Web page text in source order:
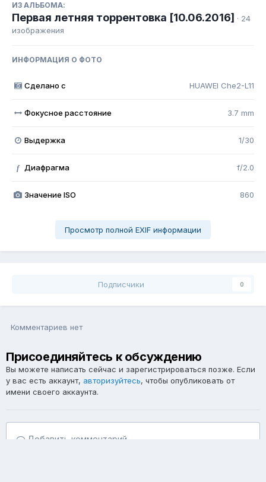
ИЗ АЛЬБОМА:
Первая летняя торрентовка [10.06.2016] · 24
изображения
ИНФОРМАЦИЯ О ФОТО
Сделано с HUAWEI Che2-L11
Фокусное расстояние 3.7 mm
Выдержка 1/30
f Диафрагма f/2.0
Значение ISO 860
Просмотр полной EXIF информации
Подписчики 0
Комментариев нет
Присоединяйтесь к обсуждению
Вы можете написать сейчас и зарегистрироваться позже. Если
у вас есть аккаунт, авторизуйтесь, чтобы опубликовать от
имени своего аккаунта.
Добавить комментарий...